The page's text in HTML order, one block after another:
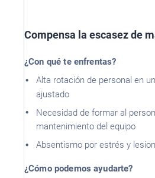
Compensa la escasez de
¿Con qué te enfrentas?
Alta rotación de personal en
ajustado
Necesidad de formar al
mantenimiento del equipo
Absentismo por estrés y
¿Cómo podemos ayudarte?